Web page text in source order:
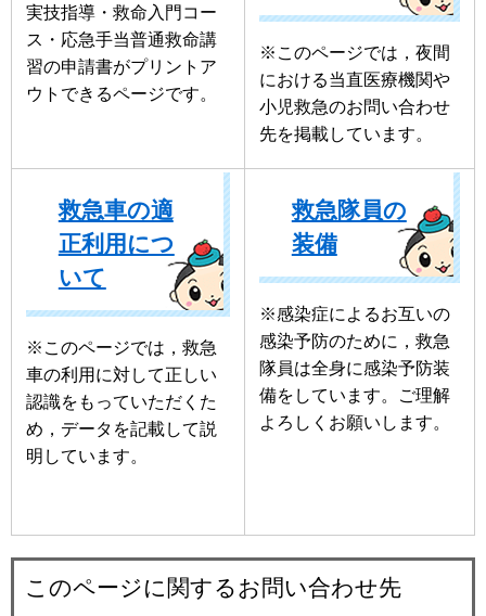
実技指導・救命入門コー
ス・応急手当普通救命講
習の申請書がプリントア
ウトできるページです。
※このページでは，夜間
における当直医療機関や
小児救急のお問い合わせ
先を掲載しています。
救急車の適
正利用につ
いて
※このページでは，救急
車の利用に対して正しい
認識をもっていただくた
め，データを記載して説
明しています。
救急隊員の
装備
※感染症によるお互いの
感染予防のために，救急
隊員は全身に感染予防装
備をしています。ご理解
よろしくお願いします。
このページに関するお問い合わせ先